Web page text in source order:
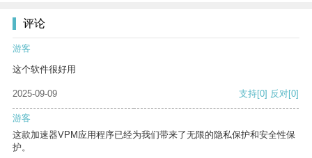
评论
游客
这个软件很好用
2025-09-09 支持[0] 反对[0]
游客
这款加速器VPM应用程序已经为我们带来了无限的隐私保护和安全性保
护。